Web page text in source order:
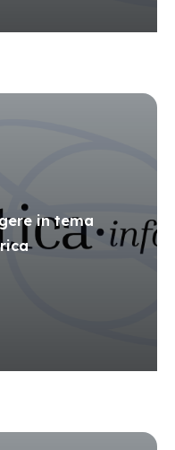
in tema